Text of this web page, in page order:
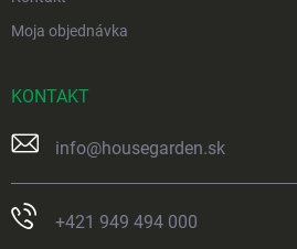
Moja objednávka
KONTAKT
info@housegarden.sk
+421 949 494 000